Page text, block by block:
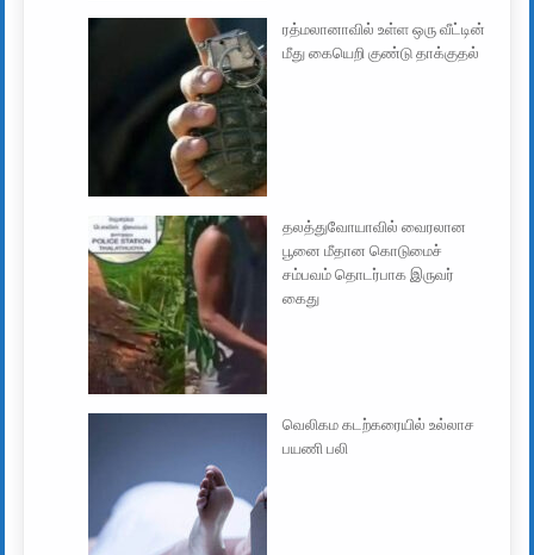
ரத்மலானாவில் உள்ள ஒரு வீட்டின்
மீது கையெறி குண்டு தாக்குதல்
தலத்துவோயாவில் வைரலான
பூனை மீதான கொடுமைச்
சம்பவம் தொடர்பாக இருவர்
கைது
வெலிகம கடற்கரையில் உல்லாச
பயணி பலி